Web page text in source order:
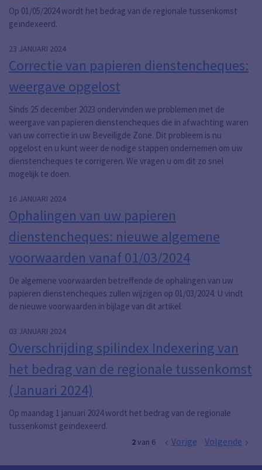
Op 01/05/2024 wordt het bedrag van de regionale tussenkomst
geïndexeerd.
23 JANUARI 2024
Correctie van papieren dienstencheques:
weergave opgelost
Sinds 25 december 2023 ondervinden we problemen met de
weergave van papieren dienstencheques die in afwachting waren
van uw correctie in uw Beveiligde Zone. Dit probleem is nu
opgelost en u kunt weer de nodige stappen ondernemen om uw
dienstencheques te corrigeren. We vragen u om dit zo snel
mogelijk te doen.
16 JANUARI 2024
Ophalingen van uw papieren
dienstencheques: nieuwe algemene
voorwaarden vanaf 01/03/2024
De algemene voorwaarden betreffende de ophalingen van uw
papieren dienstencheques zullen wijzigen op 01/03/2024. U vindt
de nieuwe voorwaarden in bijlage van dit artikel.
03 JANUARI 2024
Overschrijding spilindex Indexering van
het bedrag van de regionale tussenkomst
(Januari 2024)
Op maandag 1 januari 2024 wordt het bedrag van de regionale
tussenkomst geïndexeerd.
2van 6 Vorige Volgende